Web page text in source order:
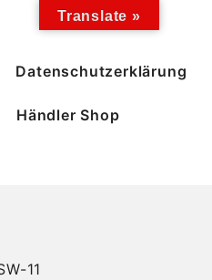
Datenschutzerklärung
Händler Shop
11
Translate »